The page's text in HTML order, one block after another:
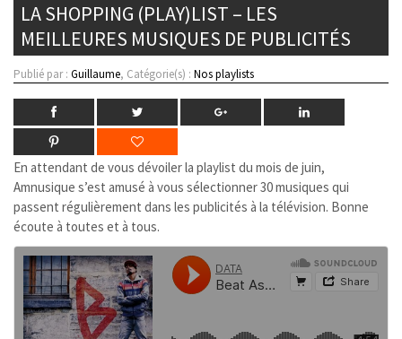
LA SHOPPING (PLAY)LIST – LES
MEILLEURES MUSIQUES DE PUBLICITÉS
Publié par : Guillaume, Catégorie(s) : Nos playlists
En attendant de vous dévoiler la playlist du mois de juin,
Amnusique s’est amusé à vous sélectionner 30 musiques qui
passent régulièrement dans les publicités à la télévision. Bonne
écoute à toutes et à tous.